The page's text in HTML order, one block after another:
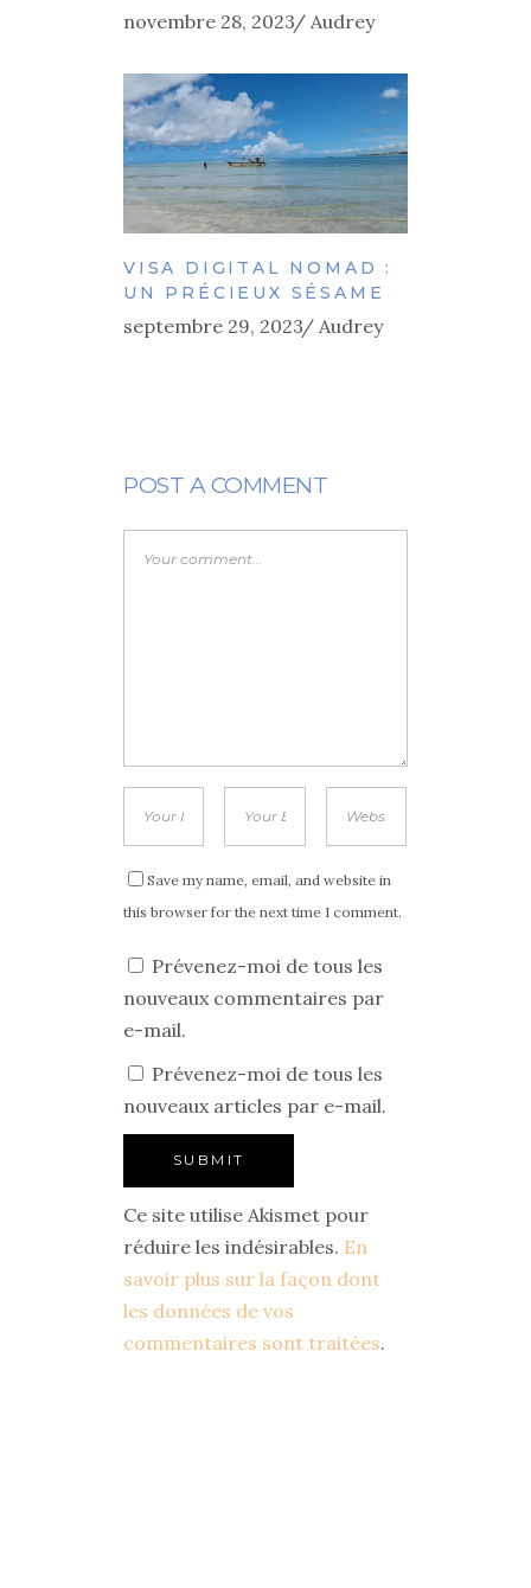
novembre 28, 2023 Audrey
VISA DIGITAL NOMAD :
UN PRÉCIEUX SÉSAME
septembre 29, 2023 Audrey
POST A COMMENT
Save my name, email, and website in
this browser for the next time I comment.
Prévenez-moi de tous les
nouveaux commentaires par
e-mail.
Prévenez-moi de tous les
nouveaux articles par e-mail.
Ce site utilise Akismet pour
réduire les indésirables. En
savoir plus sur la façon dont
les données de vos
commentaires sont traitées.